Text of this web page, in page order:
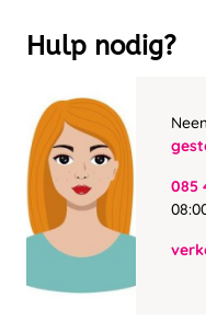
Hulp nodig?
085